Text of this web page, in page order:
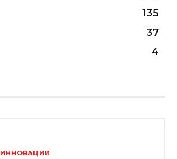
135
37
4
ИННОВАЦИИ